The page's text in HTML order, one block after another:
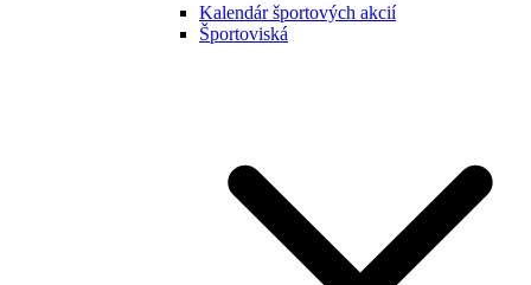
Kalendár športových akcií
Športoviská